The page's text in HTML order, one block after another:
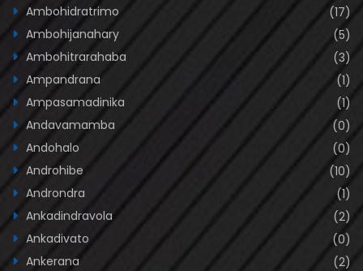
Ambohidratrimo
(17)
Ambohijanahary
(5)
Ambohitrarahaba
(3)
Ampandrana
(1)
Ampasamadinika
(1)
Andavamamba
(0)
Andohalo
(0)
Androhibe
(10)
Androndra
(1)
Ankadindravola
(2)
Ankadivato
(0)
Ankerana
(2)